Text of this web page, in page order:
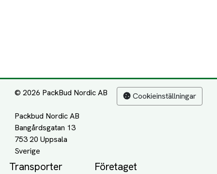
© 2026 PackBud Nordic AB
Packbud Nordic AB
Bangårdsgatan 13
753 20 Uppsala
Cookieinställningar
Transporter Företaget